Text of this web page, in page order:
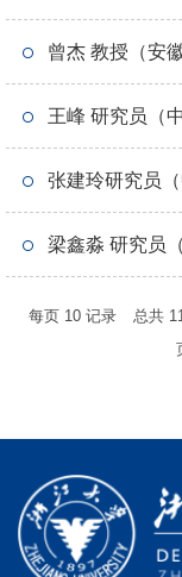
曾杰 教授（安
技术大学）
王峰 研究员（
张建玲研究员
梁鑫淼 研究员
每页 10 记录 总共